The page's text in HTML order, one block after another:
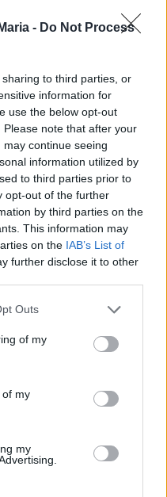
- Do Not Process
to third parties, or
information for
use the below opt-out
note that after your
continue seeing
information utilized by
to third parties prior to
opt-out of the further
by third parties on the
This information may
on the IAB’s List of
further disclose it to other
Outs
of my
of my
my
artifício (de 11